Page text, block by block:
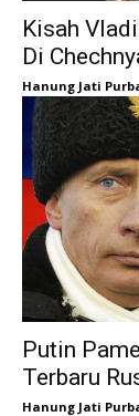
Kisah
Di
Hanung Jati
Putin
Terbaru
Hanung Jati